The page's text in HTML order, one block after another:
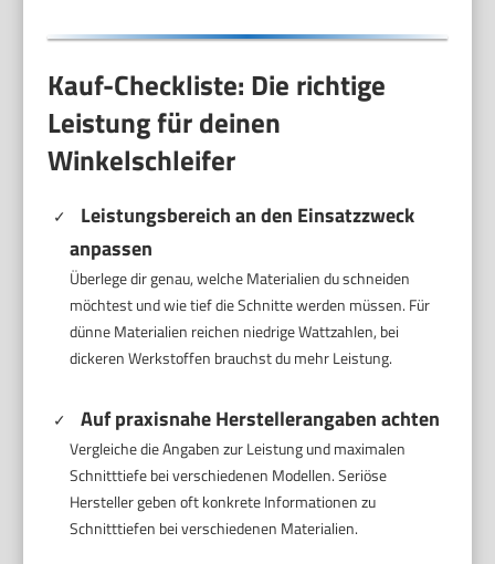
Kauf-Checkliste: Die richtige
Leistung für deinen
Winkelschleifer
Leistungsbereich an den Einsatzzweck
anpassen
Überlege dir genau, welche Materialien du schneiden
möchtest und wie tief die Schnitte werden müssen. Für
dünne Materialien reichen niedrige Wattzahlen, bei
dickeren Werkstoffen brauchst du mehr Leistung.
Auf praxisnahe Herstellerangaben achten
Vergleiche die Angaben zur Leistung und maximalen
Schnitttiefe bei verschiedenen Modellen. Seriöse
Hersteller geben oft konkrete Informationen zu
Schnitttiefen bei verschiedenen Materialien.